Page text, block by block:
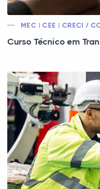
MEC | CEE | CRECI /
Curso Técnico em